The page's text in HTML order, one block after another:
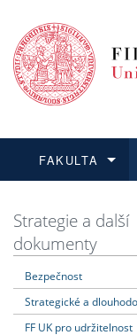
FAKULTA
Dozvědět se
Podat přihlášku
Dozvědět se
Dozvědět se
Dozvědět se
Strategie a další
dokumenty
Bezpečnost
Strategické a
FF UK pro udržitelnost